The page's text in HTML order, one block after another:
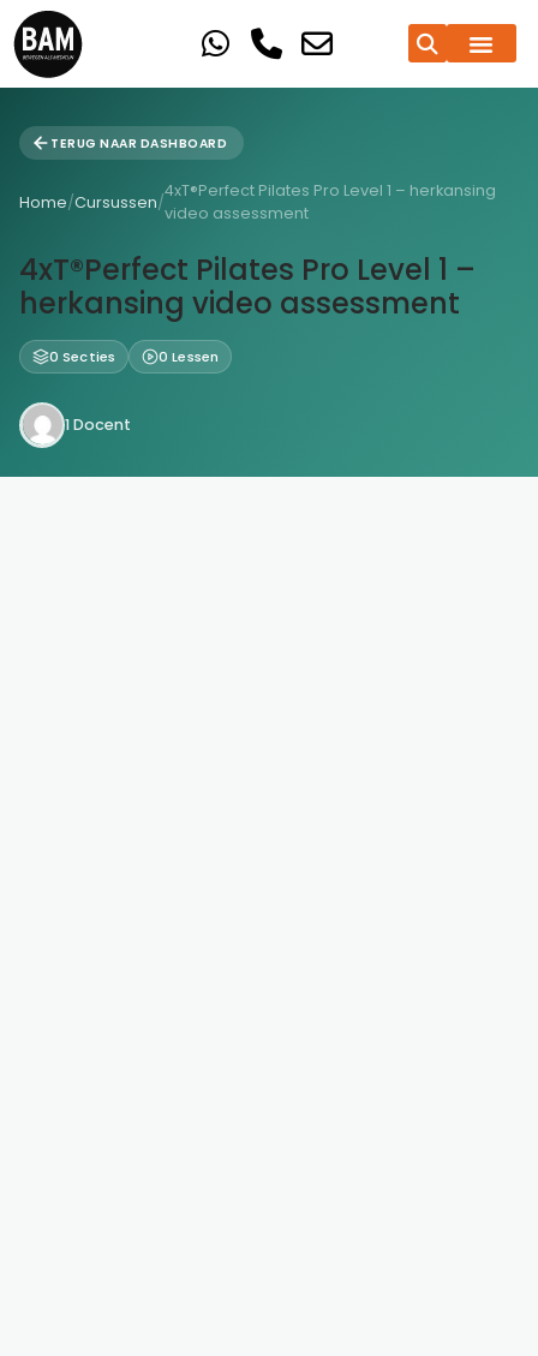
TERUG NAAR DASHBOARD
Home/Cursussen/
4xT®Perfect Pilates Pro Level 1 – herkansing
video assessment
4xT®Perfect Pilates Pro Level 1 –
herkansing video assessment
0 Secties 0 Lessen
1 Docent